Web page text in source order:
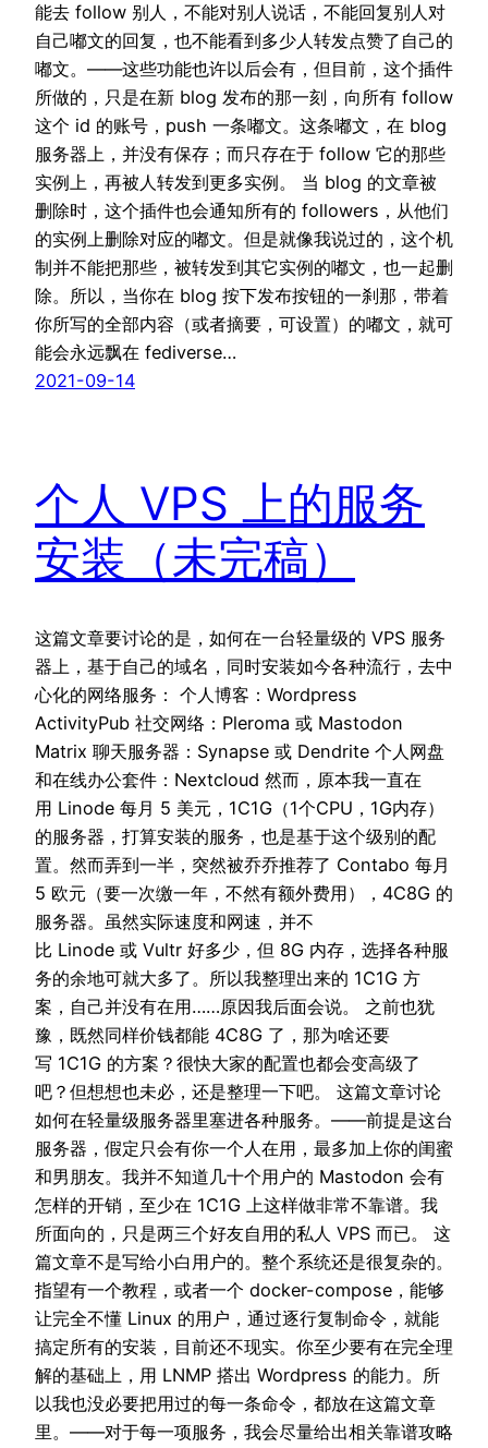
能去 follow 别人，不能对别人说话，不能回复别人对
自己嘟文的回复，也不能看到多少人转发点赞了自己的
嘟文。——这些功能也许以后会有，但目前，这个插件
所做的，只是在新 blog 发布的那一刻，向所有 follow
这个 id 的账号，push 一条嘟文。这条嘟文，在 blog
服务器上，并没有保存；而只存在于 follow 它的那些
实例上，再被人转发到更多实例。 当 blog 的文章被
删除时，这个插件也会通知所有的 followers，从他们
的实例上删除对应的嘟文。但是就像我说过的，这个机
制并不能把那些，被转发到其它实例的嘟文，也一起删
除。所以，当你在 blog 按下发布按钮的一刹那，带着
你所写的全部内容（或者摘要，可设置）的嘟文，就可
能会永远飘在 fediverse…
2021-09-14
个人 VPS 上的服务
安装（未完稿）
这篇文章要讨论的是，如何在一台轻量级的 VPS 服务
器上，基于自己的域名，同时安装如今各种流行，去中
心化的网络服务： 个人博客：Wordpress
ActivityPub 社交网络：Pleroma 或 Mastodon
Matrix 聊天服务器：Synapse 或 Dendrite 个人网盘
和在线办公套件：Nextcloud 然而，原本我一直在
用 Linode 每月 5 美元，1C1G（1个CPU，1G内存）
的服务器，打算安装的服务，也是基于这个级别的配
置。然而弄到一半，突然被乔乔推荐了 Contabo 每月
5 欧元（要一次缴一年，不然有额外费用），4C8G 的
服务器。虽然实际速度和网速，并不
比 Linode 或 Vultr 好多少，但 8G 内存，选择各种服
务的余地可就大多了。所以我整理出来的 1C1G 方
案，自己并没有在用……原因我后面会说。 之前也犹
豫，既然同样价钱都能 4C8G 了，那为啥还要
写 1C1G 的方案？很快大家的配置也都会变高级了
吧？但想想也未必，还是整理一下吧。 这篇文章讨论
如何在轻量级服务器里塞进各种服务。——前提是这台
服务器，假定只会有你一个人在用，最多加上你的闺蜜
和男朋友。我并不知道几十个用户的 Mastodon 会有
怎样的开销，至少在 1C1G 上这样做非常不靠谱。我
所面向的，只是两三个好友自用的私人 VPS 而已。 这
篇文章不是写给小白用户的。整个系统还是很复杂的。
指望有一个教程，或者一个 docker-compose，能够
让完全不懂 Linux 的用户，通过逐行复制命令，就能
搞定所有的安装，目前还不现实。你至少要有在完全理
解的基础上，用 LNMP 搭出 Wordpress 的能力。所
以我也没必要把用过的每一条命令，都放在这篇文章
里。——对于每一项服务，我会尽量给出相关靠谱攻略